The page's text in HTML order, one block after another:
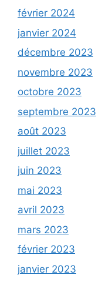
février 2024
janvier 2024
décembre 2023
novembre 2023
octobre 2023
septembre 2023
août 2023
juillet 2023
juin 2023
mai 2023
avril 2023
mars 2023
février 2023
janvier 2023